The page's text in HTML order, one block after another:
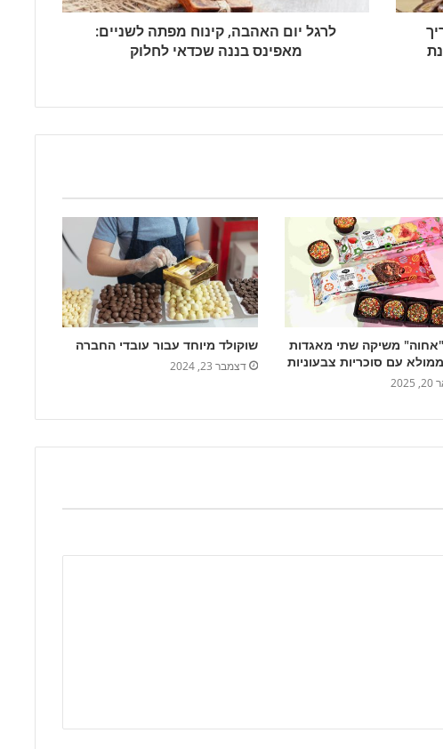
לרגל יום האהבה, קינוח מפתה לשניים:
מאפינס בננה שכדאי לחלוק
משיקה שתי מאגדות
עם סוכריות צבעוניות
שוקולד מיוחד עבור עובדי החברה
דצמבר 23, 2024